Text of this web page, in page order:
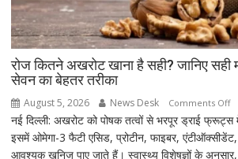
रोज कितने अखरोट खाना है सही? जानिए सही
सेवन का बेहतर तरीका
August 5, 2026 News Desk Comments Offon
नई दिल्ली: अखरोट को पोषक तत्वों से भरपूर ड्राई फ्रूट्स
इसमें ओमेगा-3 फैटी एसिड, प्रोटीन, फाइबर,
आवश्यक खनिज पाए जाते हैं। स्वास्थ्य विशेषज्ञों के